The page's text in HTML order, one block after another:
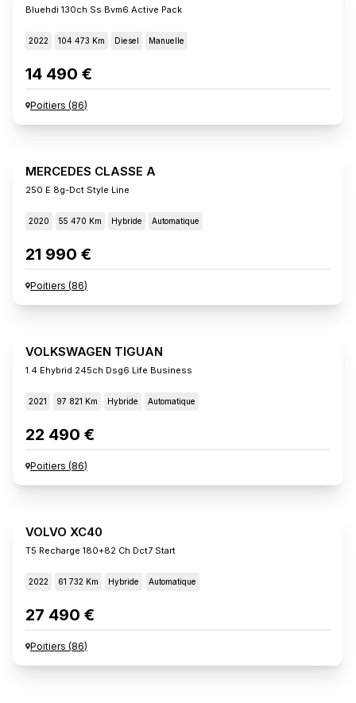
Bluehdi 130ch Ss Bvm6 Active Pack
2022 104 473 Km Diesel Manuelle
14 490 €
Poitiers (86)
MERCEDES CLASSE A
250 E 8g-Dct Style Line
2020 55 470 Km Hybride Automatique
21 990 €
Poitiers (86)
VOLKSWAGEN TIGUAN
1.4 Ehybrid 245ch Dsg6 Life Business
2021 97 821 Km Hybride Automatique
22 490 €
Poitiers (86)
VOLVO XC40
T5 Recharge 180+82 Ch Dct7 Start
2022 61 732 Km Hybride Automatique
27 490 €
Poitiers (86)